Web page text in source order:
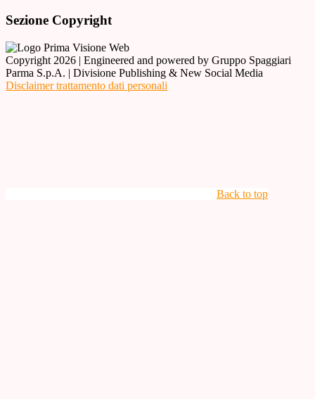
Sezione Copyright
Copyright 2026 | Engineered and powered by Gruppo Spaggiari
Parma S.p.A. | Divisione Publishing & New Social Media
Disclaimer trattamento dati personali
Back to top